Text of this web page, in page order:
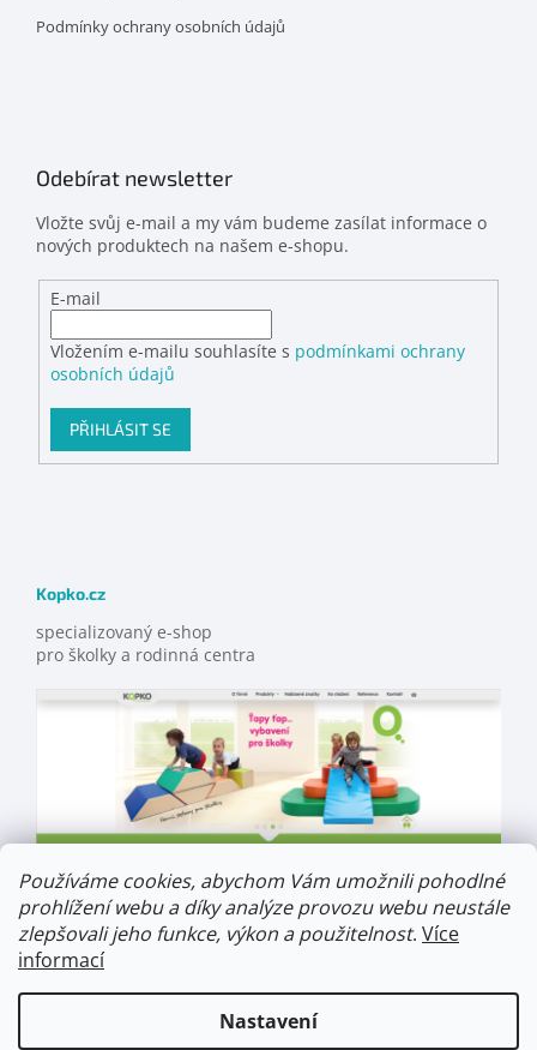
Používáme cookies, abychom Vám umožnili pohodlné
prohlížení webu a díky analýze provozu webu neustále
zlepšovali jeho funkce, výkon a použitelnost. Více
informací
Nastavení
Podmínky ochrany osobních údajů
Odebírat newsletter
Vložte svůj e-mail a my vám budeme zasílat informace o
nových produktech na našem e-shopu.
E-mail
Vložením e-mailu souhlasíte s podmínkami ochrany
osobních údajů
PŘIHLÁSIT SE
Kopko.cz
specializovaný e-shop
pro školky a rodinná centra